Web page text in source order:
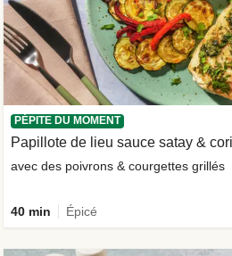
PÉPITE DU MOMENT
Papillote de lieu sauce satay &
avec des poivrons & courgettes grillés
40 min Épicé